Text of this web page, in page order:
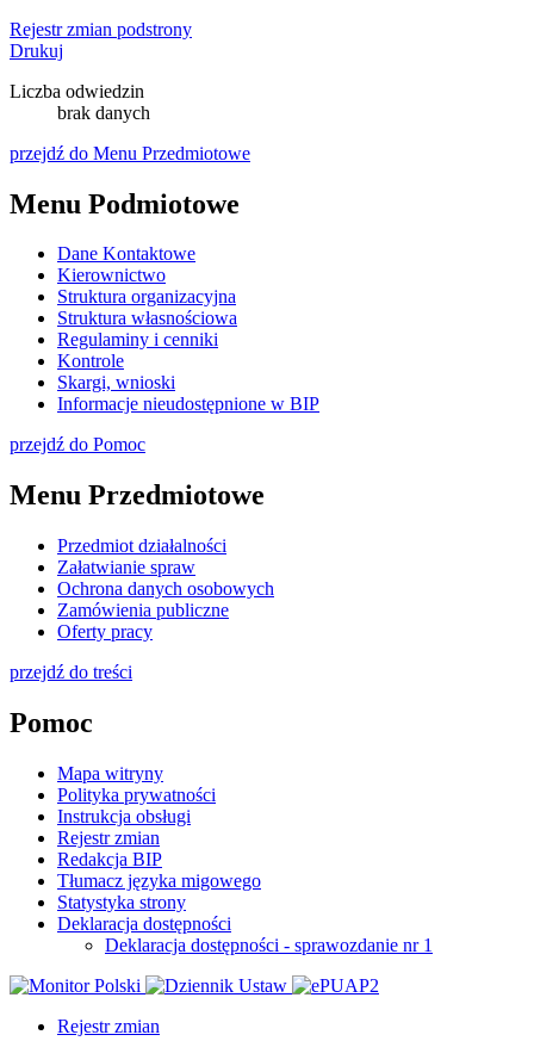
Rejestr zmian podstrony
Drukuj
Liczba odwiedzin
brak danych
przejdź do Menu Przedmiotowe
Menu Podmiotowe
Dane Kontaktowe
Kierownictwo
Struktura organizacyjna
Struktura własnościowa
Regulaminy i cenniki
Kontrole
Skargi, wnioski
Informacje nieudostępnione w BIP
przejdź do Pomoc
Menu Przedmiotowe
Przedmiot działalności
Załatwianie spraw
Ochrona danych osobowych
Zamówienia publiczne
Oferty pracy
przejdź do treści
Pomoc
Mapa witryny
Polityka prywatności
Instrukcja obsługi
Rejestr zmian
Redakcja BIP
Tłumacz języka migowego
Statystyka strony
Deklaracja dostępności
Deklaracja dostępności - sprawozdanie nr 1
Rejestr zmian